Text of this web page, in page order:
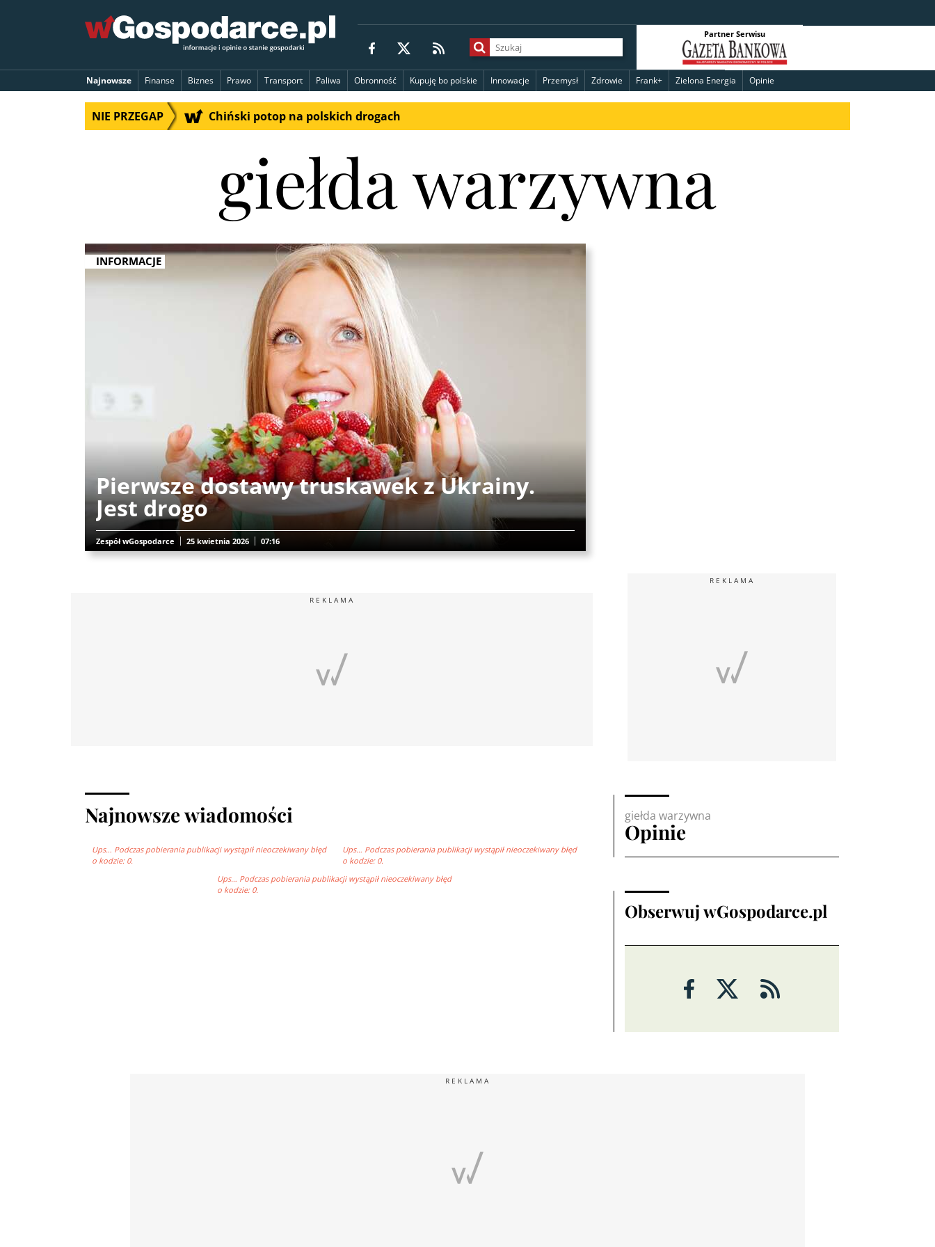
Partner Serwisu
Najnowsze Finanse Biznes Prawo Transport Paliwa Obronność Kupuję bo polskie Innowacje Przemysł Zdrowie Frank+ Zielona Energia Opinie
NIE PRZEGAP Chiński potop na polskich drogach
giełda warzywna
INFORMACJE
Pierwsze dostawy truskawek z Ukrainy.
Jest drogo
Zespół wGospodarce 25 kwietnia 2026 07:16
REKLAMA
Najnowsze wiadomości
Ups… Podczas pobierania publikacji wystąpił nieoczekiwany błęd
o kodzie: 0.
Ups… Podczas pobierania publikacji wystąpił nieoczekiwany błęd
o kodzie: 0.
Ups… Podczas pobierania publikacji wystąpił nieoczekiwany błęd
o kodzie: 0.
REKLAMA
giełda warzywna
Opinie
Obserwuj wGospodarce.pl
REKLAMA